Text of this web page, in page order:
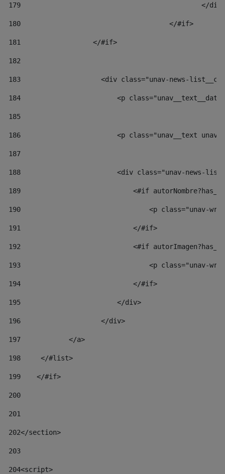
179
180
					</#if>
181
                  </#if>
182
183
<div class="unav-news-
184
<p
185
186
<p class="unav__text
187
188
<div class="unav-news-
189
<#if
190
<p class="unav-
191
                            </#if>
192
<#if
193
<p class="unav-
194
                            </#if>
195
                        </div>
196
                    </div>
197
            </a>
198
    	</#list>
199
    </#if>
200
201
202</section>
203
204<script>